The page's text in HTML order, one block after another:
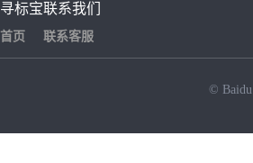
寻标宝
首页
联系我们
联系客服
© Baidu